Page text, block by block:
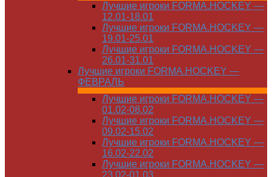
Лучшие игроки FORMA.HOCKEY —
12.01-18.01
Лучшие игроки FORMA.HOCKEY —
19.01-25.01
Лучшие игроки FORMA.HOCKEY —
26.01-31.01
Лучшие игроки FORMA.HOCKEY —
ФЕВРАЛЬ
Лучшие игроки FORMA.HOCKEY —
01.02-08.02
Лучшие игроки FORMA.HOCKEY —
09.02-15.02
Лучшие игроки FORMA.HOCKEY —
16.02-22.02
Лучшие игроки FORMA.HOCKEY —
23.02-01.03